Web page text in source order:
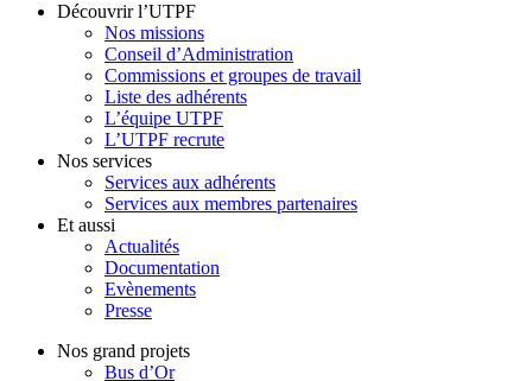
Découvrir l’UTPF
Nos missions
Conseil d’Administration
Commissions et groupes de travail
Liste des adhérents
L’équipe UTPF
L’UTPF recrute
Nos services
Services aux adhérents
Services aux membres partenaires
Et aussi
Actualités
Documentation
Evènements
Presse
Nos grand projets
Bus d’Or